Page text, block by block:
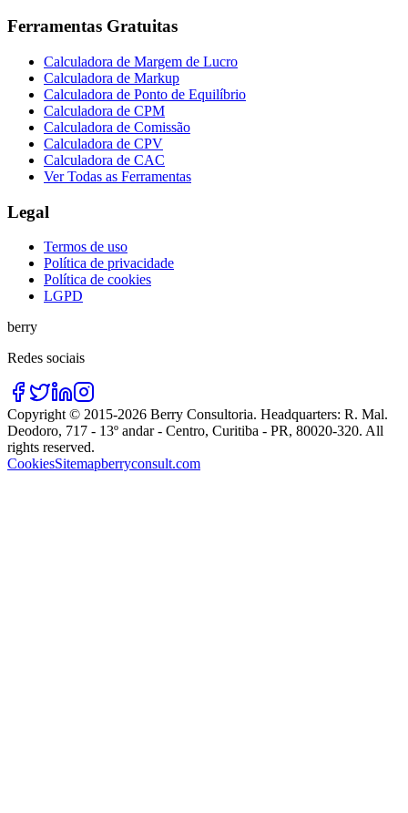
Ferramentas Gratuitas
Calculadora de Margem de Lucro
Calculadora de Markup
Calculadora de Ponto de Equilíbrio
Calculadora de CPM
Calculadora de Comissão
Calculadora de CPV
Calculadora de CAC
Ver Todas as Ferramentas
Legal
Termos de uso
Política de privacidade
Política de cookies
LGPD
berry
Redes sociais
Copyright © 2015-2026 Berry Consultoria. Headquarters: R. Mal.
Deodoro, 717 - 13º andar - Centro, Curitiba - PR, 80020-320. All
rights reserved.
CookiesSitemapberryconsult.com